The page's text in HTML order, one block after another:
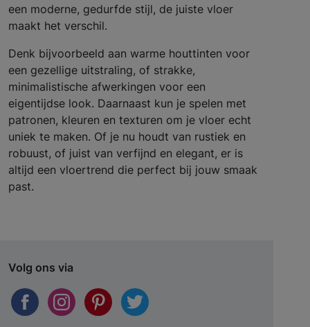
een moderne, gedurfde stijl, de juiste vloer
maakt het verschil.
Denk bijvoorbeeld aan warme houttinten voor
een gezellige uitstraling, of strakke,
minimalistische afwerkingen voor een
eigentijdse look. Daarnaast kun je spelen met
patronen, kleuren en texturen om je vloer echt
uniek te maken. Of je nu houdt van rustiek en
robuust, of juist van verfijnd en elegant, er is
altijd een vloertrend die perfect bij jouw smaak
past.
Volg ons via